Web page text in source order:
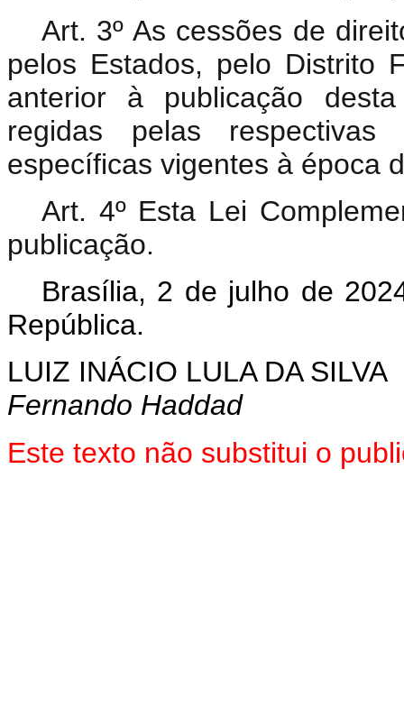
Art. 3º As cessões de
pelos Estados, pelo Distrito
anterior à publicação
regidas pelas
específicas vigentes à época
Art. 4º Esta Lei
publicação.
Brasília, 2 de julho de
República.
LUIZ INÁCIO LULA DA SILVA
Fernando Haddad
Este texto não substitui o